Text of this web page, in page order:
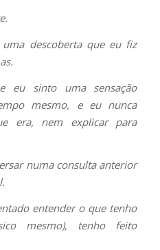
descoberta que eu fiz
eu sinto uma sensação
mesmo, e eu nunca
era, nem explicar para
numa consulta anterior
entender o que tenho
mesmo), tenho feito